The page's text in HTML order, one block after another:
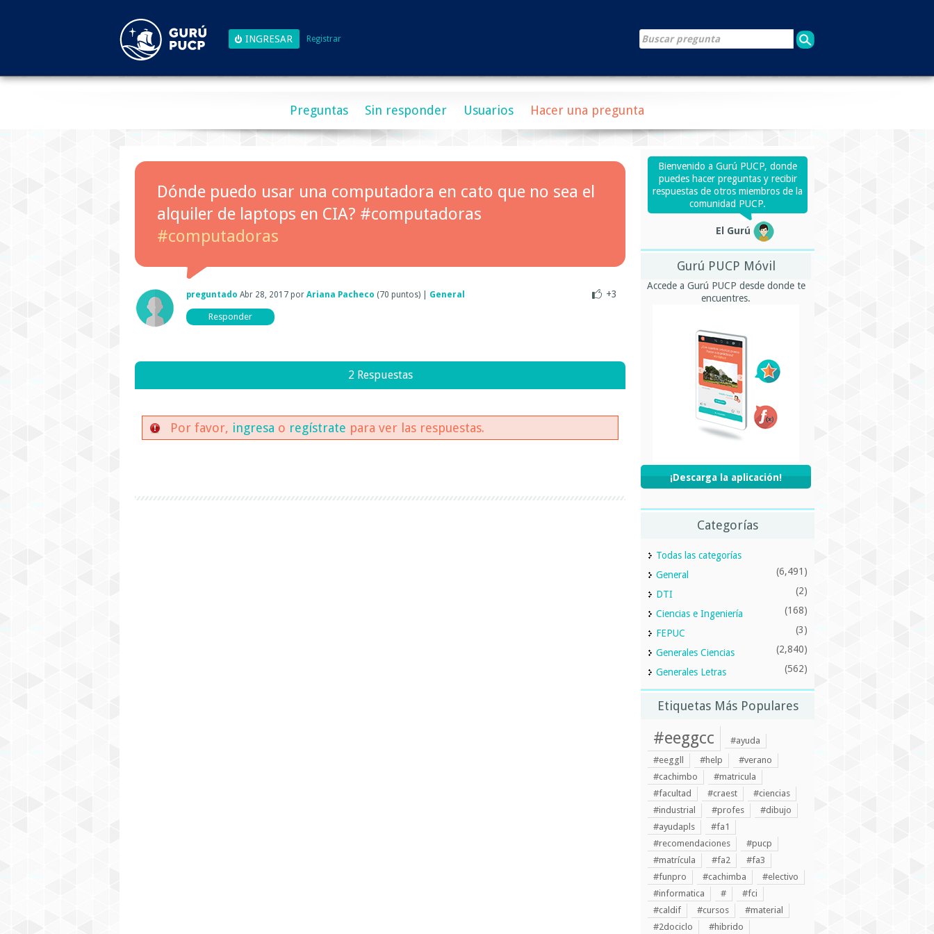
Registrar
Preguntas Sin responder Usuarios Hacer una pregunta
Dónde puedo usar una computadora en cato que no sea el
alquiler de laptops en CIA? #computadoras
#computadoras
+3
preguntado Abr 28, 2017 por Ariana Pacheco (70 puntos) General
2 Respuestas
Por favor, ingresa o regístrate para ver las respuestas.
Bienvenido a Gurú PUCP, donde
puedes hacer preguntas y recibir
respuestas de otros miembros de la
comunidad PUCP.
El Gurú
Gurú PUCP Móvil
Accede a Gurú PUCP desde donde te
encuentres.
¡Descarga la aplicación!
Categorías
Todas las categorías
General
(6,491)
DTI (2)
Ciencias e Ingeniería (168)
FEPUC (3)
Generales Ciencias (2,840)
Generales Letras (562)
Etiquetas Más Populares
#eeggcc
#ayuda
#eeggll
#help
#verano
#cachimbo
#matricula
#facultad
#craest
#ciencias
#industrial
#profes
#dibujo
#ayudapls
#fa1
#recomendaciones
#pucp
#matrícula
#fa2
#fa3
#funpro
#cachimba
#electivo
#informatica
#
#fci
#caldif
#cursos
#material
#2dociclo
#hibrido